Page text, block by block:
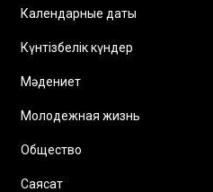
Календарные даты
Күнтізбелік күндер
Мәдениет
Молодежная жизнь
Общество
Саясат